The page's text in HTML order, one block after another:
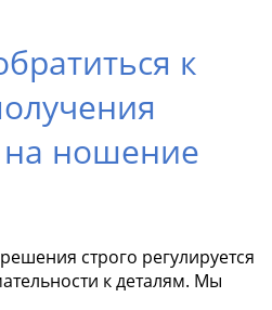
к
ношение
строго регулируется
к деталям. Мы